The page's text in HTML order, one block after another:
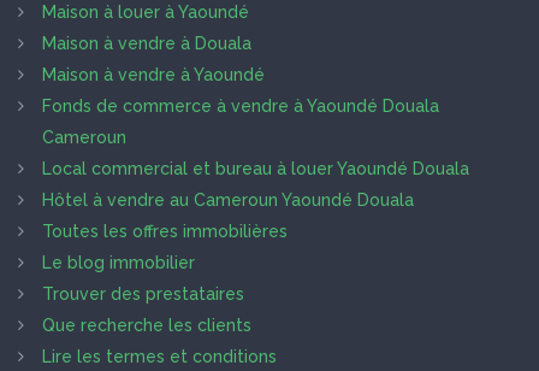
Maison à louer à Yaoundé
Maison à vendre à Douala
Maison à vendre à Yaoundé
Fonds de commerce à vendre à Yaoundé Douala
Cameroun
Local commercial et bureau à louer Yaoundé Douala
Hôtel à vendre au Cameroun Yaoundé Douala
Toutes les offres immobilières
Le blog immobilier
Trouver des prestataires
Que recherche les clients
Lire les termes et conditions